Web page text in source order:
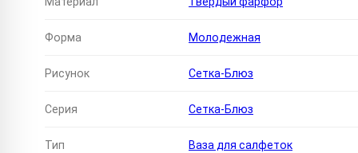
Форма Молодежная
Рисунок Сетка-Блюз
Серия Сетка-Блюз
Тип Ваза для салфеток